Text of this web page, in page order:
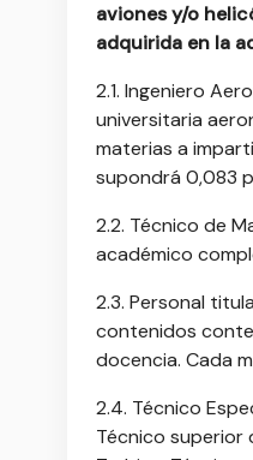
aviones y/o
adquirida en la
2.1. Ingeniero
universitaria
materias a
supondrá 0,083
2.2. Técnico de
académico
2.3. Personal
contenidos
docencia. Cada
2.4. Técnico
Técnico superior